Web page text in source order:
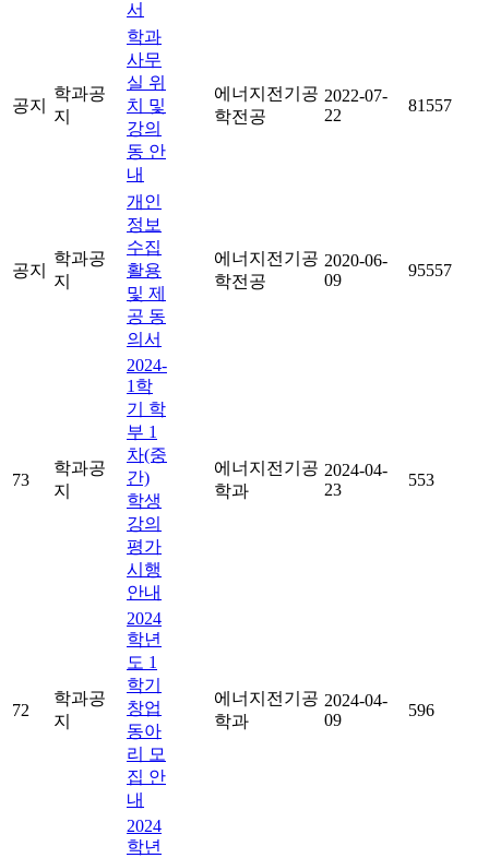
서
공지
학과공
지
학과
사무
실 위
치 및
강의
동 안
내
에너지전기공
학전공
2022-07-
22
81557
공지
학과공
지
개인
정보
수집
활용
및 제
공 동
의서
에너지전기공
학전공
2020-06-
09
95557
73
학과공
지
2024-
1학
기 학
부 1
차(중
간)
학생
강의
평가
시행
안내
에너지전기공
학과
2024-04-
23
553
72
학과공
지
2024
학년
도 1
학기
창업
동아
리 모
집 안
내
에너지전기공
학과
2024-04-
09
596
2024
학년